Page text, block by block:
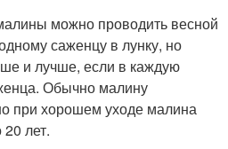
можно проводить весной
саженцу в лунку, но
и лучше, если в каждую
Обычно малину
при хорошем уходе малина
лет.